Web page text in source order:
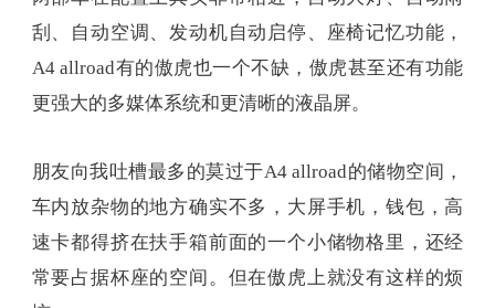
朋友向我吐槽最多的莫过于A4 allroad的储物空间，
车内放杂物的地方确实不多，大屏手机，钱包，高
速卡都得挤在扶手箱前面的一个小储物格里，还经
常要占据杯座的空间。但在傲虎上就没有这样的烦